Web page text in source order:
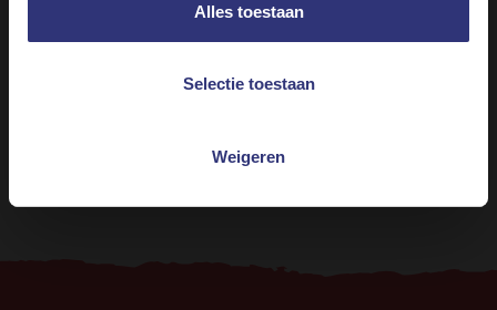
Alles toestaan
Selectie toestaan
Weigeren
31 - 60 minuten